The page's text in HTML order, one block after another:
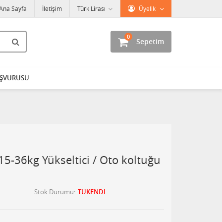
Üyelik
Türk Lirası
Sayfa İletişim
Sepetim
0
36kg Yükseltici / Oto koltuğu
Stok Durumu TÜKENDİ